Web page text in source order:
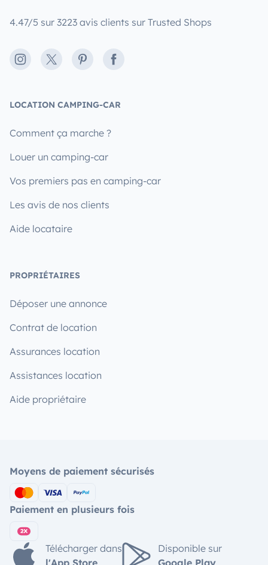
4.47/5 sur 3223 avis clients sur Trusted Shops
Instagram
X PinterestFacebook
LOCATION CAMPING-CAR
Comment ça marche ?
Louer un camping-car
Vos premiers pas en camping-car
Les avis de nos clients
Aide locataire
PROPRIÉTAIRES
Déposer une annonce
Contrat de location
Assurances location
Assistances location
Aide propriétaire
Moyens de paiement sécurisés
Paiement en plusieurs fois
Télécharger dans
Disponible sur